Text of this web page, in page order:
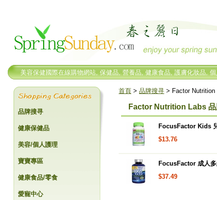
美容保健國際在線購物網站, 保健品, 營養品, 健康食品, 護膚化妝品,
首頁 > 品牌搜寻 > Factor Nutrition
Factor Nutrition Labs 品
FocusFactor Kids
$13.76
FocusFactor 成人
$37.49
品牌搜寻
健康保健品
美容/個人護理
寶寶專區
健康食品/零食
愛寵中心